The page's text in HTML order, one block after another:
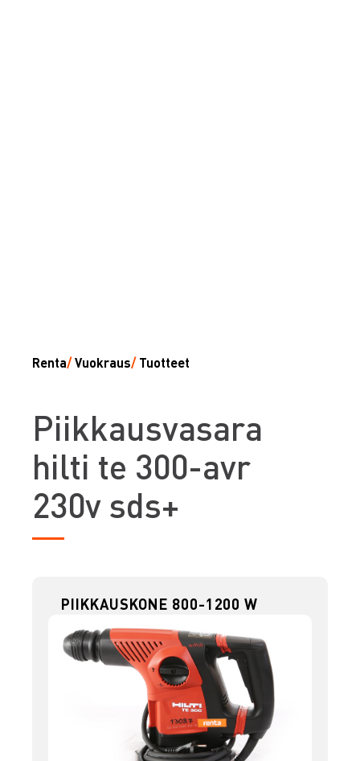
Renta/Vuokraus/ Tuotteet
Piikkausvasara
hilti te 300-avr
230v sds+
PIIKKAUSKONE 800-1200 W